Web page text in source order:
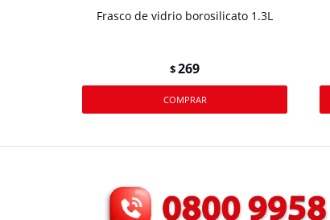
Frasco de vidrio borosilicato 1.3L
$269